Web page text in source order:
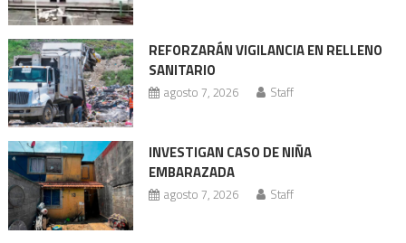
REFORZARÁN VIGILANCIA EN RELLENO
SANITARIO
agosto 7, 2026 Staff
INVESTIGAN CASO DE NIÑA
EMBARAZADA
agosto 7, 2026 Staff